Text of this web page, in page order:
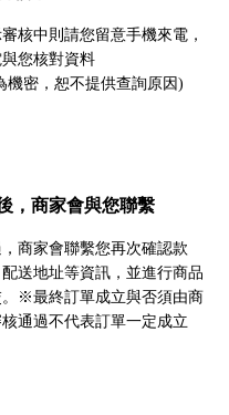
核中則請您留意手機來電，
您核對資料
機密，恕不提供查詢原因)
，商家會與您聯繫
商家會聯繫您再次確認款
送地址等資訊，並進行商品
※最終訂單成立與否須由商
通過不代表訂單一定成立